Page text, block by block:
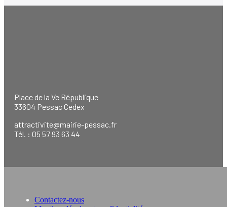
Place de la Ve République
33604 Pessac Cedex
attractivite@mairie-pessac.fr
Tél. : 05 57 93 63 44
Contactez-nous